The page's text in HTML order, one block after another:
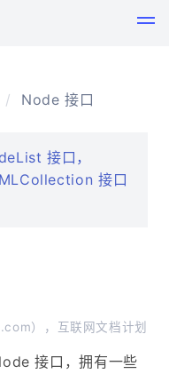
Node 接口
接口，
接口
），互联网文档计划
接口，拥有一些